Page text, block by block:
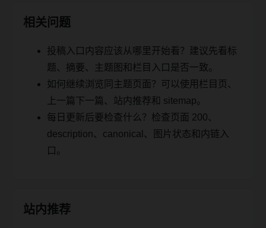
相关问题
投稿入口内容应该从哪里开始看？建议先看标
题、摘要、主题图和栏目入口是否一致。
如何继续浏览同主题页面？可以使用栏目页、
上一篇下一篇、站内推荐和 sitemap。
每日更新后要检查什么？检查页面 200、
description、canonical、图片状态和内链入
口。
站内推荐